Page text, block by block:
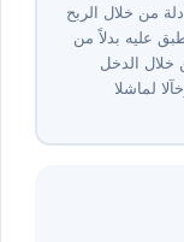
من خلال الربح
عليه بدلاً من
خلال الدخل
رقم